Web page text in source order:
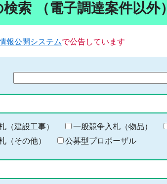
索 （電子調達案件以外）
報公開システムで公告しています
る
キ
ー
ー
（建設工事） 一般競争入札（物品）
（その他）
公募型プロポーザル